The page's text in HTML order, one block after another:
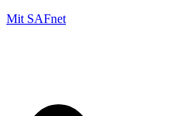
Mit SAFnet